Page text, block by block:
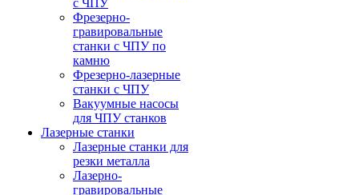
с ЧПУ
Фрезерно-
гравировальные
станки с ЧПУ по
камню
Фрезерно-лазерные
станки с ЧПУ
Вакуумные насосы
для ЧПУ станков
Лазерные станки
Лазерные станки для
резки металла
Лазерно-
гравировальные